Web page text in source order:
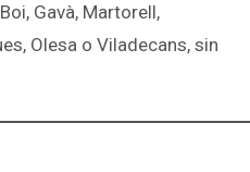
Gavà, Martorell,
Olesa o Viladecans, sin